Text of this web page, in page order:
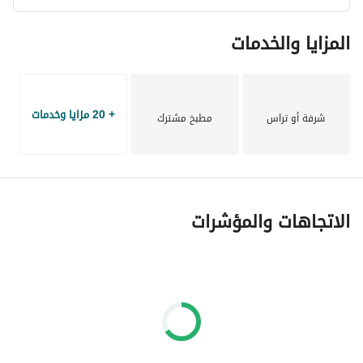
#Sohier
المزايا والخدمات
شرفة أو تراس مطبخ مشترك + 20 مزايا وخدمات
الاتجاهات والمؤشرات